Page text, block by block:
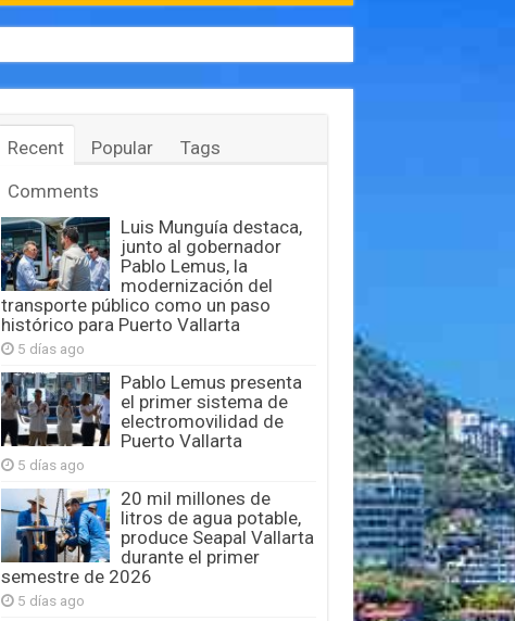
Recent Popular
Tags
Comments
Luis Munguía destaca,
junto al gobernador
Pablo Lemus, la
modernización del
transporte público como un paso
histórico para Puerto Vallarta
5 días ago
Pablo Lemus presenta
el primer sistema de
electromovilidad de
Puerto Vallarta
5 días ago
20 mil millones de
litros de agua potable,
produce Seapal Vallarta
durante el primer
semestre de 2026
5 días ago